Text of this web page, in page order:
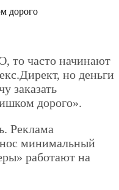
то часто начинают
но деньги
заказать
дорого».
Реклама
минимальный
работают на